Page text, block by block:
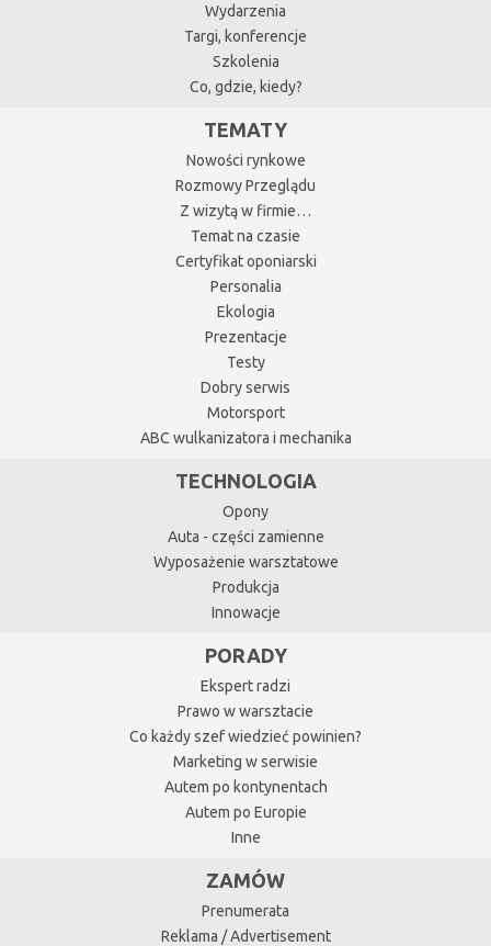
Wydarzenia
Targi, konferencje
Szkolenia
Co, gdzie, kiedy?
TEMATY
Nowości rynkowe
Rozmowy Przeglądu
Z wizytą w firmie…
Temat na czasie
Certyfikat oponiarski
Personalia
Ekologia
Prezentacje
Testy
Dobry serwis
Motorsport
ABC wulkanizatora i mechanika
TECHNOLOGIA
Opony
Auta - części zamienne
Wyposażenie warsztatowe
Produkcja
Innowacje
PORADY
Ekspert radzi
Prawo w warsztacie
Co każdy szef wiedzieć powinien?
Marketing w serwisie
Autem po kontynentach
Autem po Europie
Inne
ZAMÓW
Prenumerata
Reklama / Advertisement